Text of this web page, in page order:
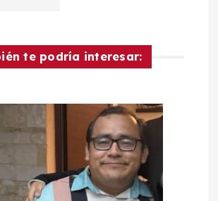
te podría interesar: